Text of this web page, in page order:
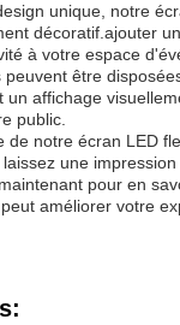
unique, notre
décoratif.ajouter
à votre espace
être
un affichage
public.
de notre écran LED
une
pour en
améliorer votre